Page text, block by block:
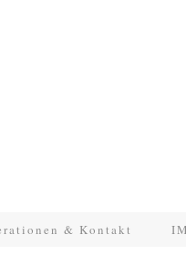
& Kontakt